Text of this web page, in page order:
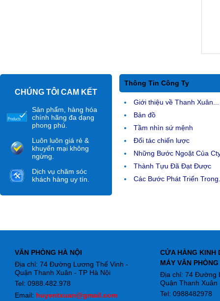
CHÚNG TÔI CAM KẾT
Sản phẩm, hàng hóa
chính hãng đa dạng
phong phú.
Luôn luôn giá rẻ &
khuyến mại không
ngừng.
Dịch vụ chăm sóc
khách hàng uy tín.
Thông Tin Công Ty
Giới thiệu về Thanh Xuân...
Bản đồ
Tầm nhìn sứ mệnh
Đối tác chiến lược
Những Bước Ngoặt Của
Thành Tựu Đã Đạt Được
Các Bước Phát Triển
VĂN PHÒNG HÀ NỘI
Địa chỉ: 74 Đường Lương Thế Vinh -
Quận Thanh Xuân - TP Hà Nội
Tel: 0988.482.978
Email: huyentxuan@gmail.com
CỬA HÀNG KINH
MÁY VĂN PHÒNG
Địa chỉ: 74 Đường
Quận Thanh Xuân
Tel: 0988482978